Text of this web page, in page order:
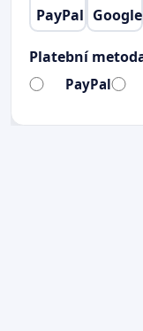
PayPal
Platební
PayPal